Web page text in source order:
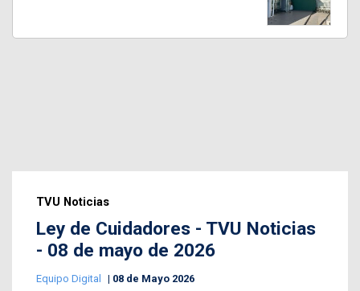
TVU Noticias
Ley de Cuidadores - TVU Noticias
- 08 de mayo de 2026
Equipo Digital 08 de Mayo 2026